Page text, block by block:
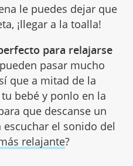
le puedes dejar que
¡llegar a la toalla!
para relajarse
pasar mucho
que a mitad de la
bebé y ponlo en la
que descanse un
el sonido del
relajante?